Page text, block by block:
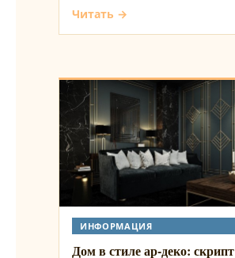
Читать →
ИНФОРМАЦИЯ
Дом в стиле ар-деко: скрипт